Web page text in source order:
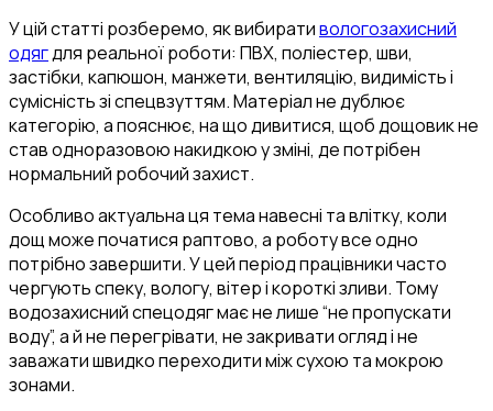
У цій статті розберемо, як вибиративологозахисний
одягдля реальної роботи: ПВХ, поліестер, шви,
застібки, капюшон, манжети, вентиляцію, видимість і
сумісність зі спецвзуттям. Матеріал не дублює
категорію, а пояснює, на що дивитися, щоб дощовик не
став одноразовою накидкою у зміні, де потрібен
нормальний робочий захист.
Особливо актуальна ця тема навесні та влітку, коли
дощ може початися раптово, а роботу все одно
потрібно завершити. У цей період працівники часто
чергують спеку, вологу, вітер і короткі зливи. Тому
водозахисний спецодяг має не лише “не пропускати
воду”, а й не перегрівати, не закривати огляд і не
заважати швидко переходити між сухою та мокрою
зонами.